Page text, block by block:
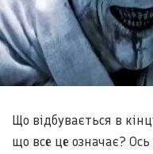
Що відбувається в
що все це означає?